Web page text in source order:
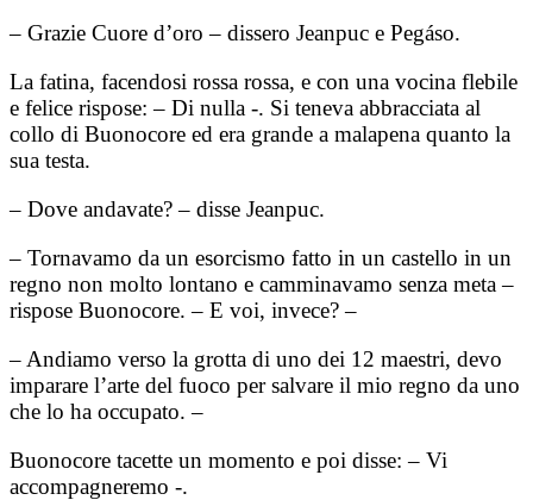
– Grazie Cuore d’oro – dissero Jeanpuc e Pegáso.
La fatina, facendosi rossa rossa, e con una vocina flebile
e felice rispose: – Di nulla -. Si teneva abbracciata al
collo di Buonocore ed era grande a malapena quanto la
sua testa.
– Dove andavate? – disse Jeanpuc.
– Tornavamo da un esorcismo fatto in un castello in un
regno non molto lontano e camminavamo senza meta –
rispose Buonocore. – E voi, invece? –
– Andiamo verso la grotta di uno dei 12 maestri, devo
imparare l’arte del fuoco per salvare il mio regno da uno
che lo ha occupato. –
Buonocore tacette un momento e poi disse: – Vi
accompagneremo -.